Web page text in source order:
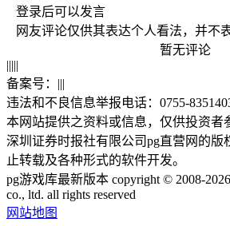
登录后可以发言
网友评论仅供其表达个人看法，并不
暂无评论
|||||
备案号： |||
违法和不良信息举报电话：0755-
本网站提供之资料或信息，仅供投资者
深圳证券时报社有限公司pg直营网的版
止转载及各种形式的软件开发。
pg游戏库最新版本 copyright © 2008-2026
co., ltd. all rights reserved
网站地图